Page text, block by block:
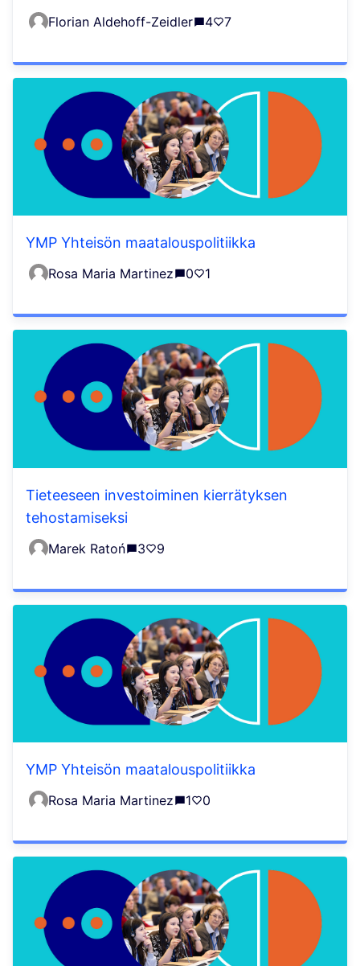
Florian Aldehoff-Zeidler 4 7
YMP Yhteisön maatalouspolitiikka
Rosa Maria Martinez 0 1
Tieteeseen investoiminen kierrätyksen
tehostamiseksi
Marek Ratoń 3 9
YMP Yhteisön maatalouspolitiikka
Rosa Maria Martinez 1 0